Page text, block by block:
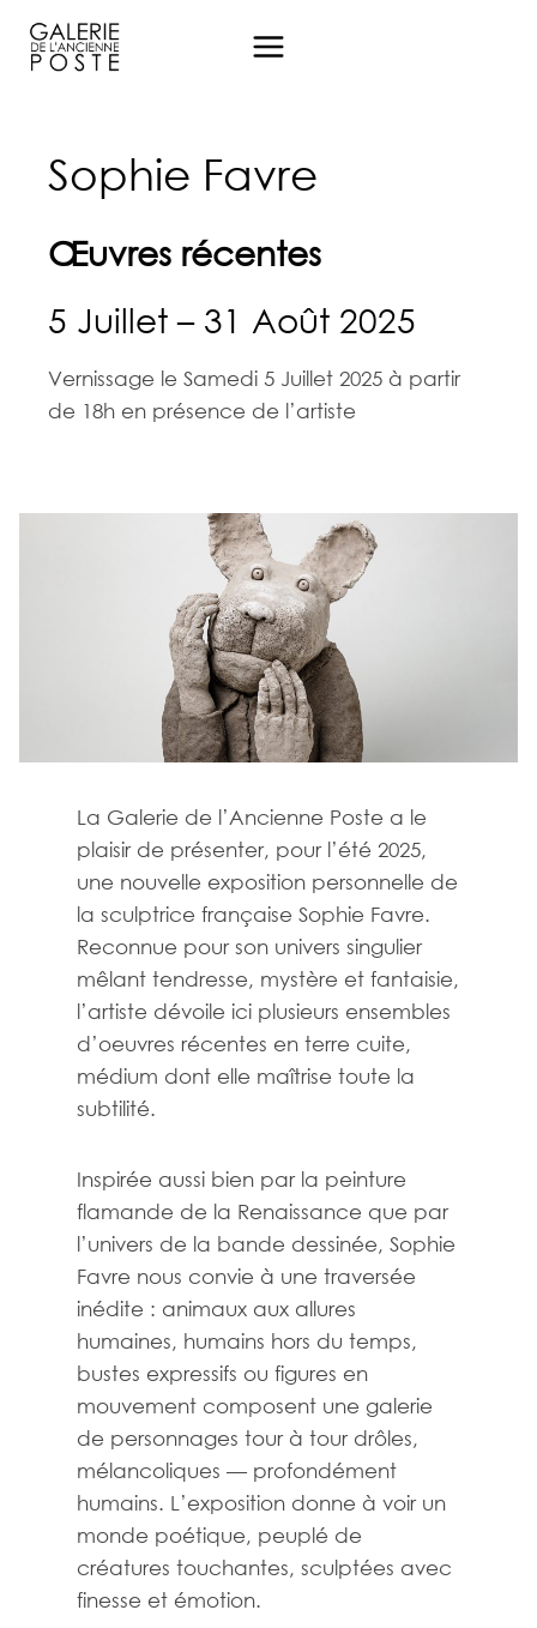
contenu
Sophie Favre
Œuvres récentes
5 Juillet – 31 Août 2025
Vernissage le Samedi 5 Juillet 2025 à partir
de 18h en présence de l’artiste
La Galerie de l’Ancienne Poste a le
plaisir de présenter, pour l’été 2025,
une nouvelle exposition personnelle de
la sculptrice française Sophie Favre.
Reconnue pour son univers singulier
mêlant tendresse, mystère et fantaisie,
l’artiste dévoile ici plusieurs ensembles
d’oeuvres récentes en terre cuite,
médium dont elle maîtrise toute la
subtilité.
Inspirée aussi bien par la peinture
flamande de la Renaissance que par
l’univers de la bande dessinée, Sophie
Favre nous convie à une traversée
inédite : animaux aux allures
humaines, humains hors du temps,
bustes expressifs ou figures en
mouvement composent une galerie
de personnages tour à tour drôles,
mélancoliques — profondément
humains. L’exposition donne à voir un
monde poétique, peuplé de
créatures touchantes, sculptées avec
finesse et émotion.